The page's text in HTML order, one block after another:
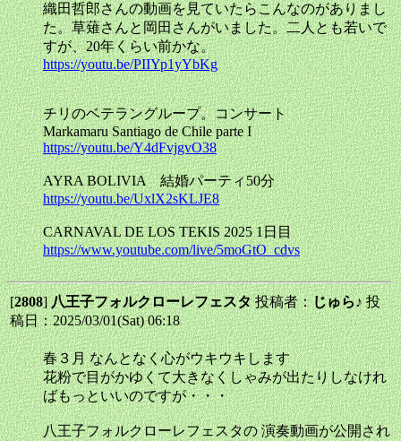
織田哲郎さんの動画を見ていたらこんなのがありまし
た。草薙さんと岡田さんがいました。二人とも若いで
すが、20年くらい前かな。
https://youtu.be/PIIYp1yYbKg
チリのベテラングループ。コンサート
Markamaru Santiago de Chile parte I
https://youtu.be/Y4dFvjgvO38
AYRA BOLIVIA 結婚パーティ50分
https://youtu.be/UxlX2sKLJE8
CARNAVAL DE LOS TEKIS 2025 1日目
https://www.youtube.com/live/5moGtO_cdvs
[2808]八王子フォルクローレフェスタ投稿者：じゅら♪投
稿日：2025/03/01(Sat) 06:18
春３月 なんとなく心がウキウキします
花粉で目がかゆくて大きなくしゃみが出たりしなけれ
ばもっといいのですが・・・
八王子フォルクローレフェスタの 演奏動画が公開され